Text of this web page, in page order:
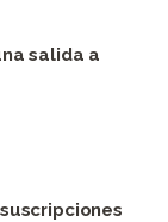
salida a